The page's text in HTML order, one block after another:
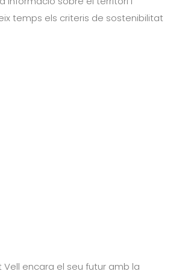
temps els criteris de sostenibilitat
Vell encara el seu futur amb la